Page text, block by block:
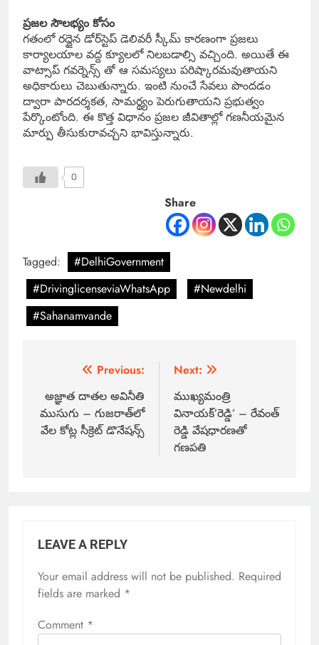
ప్రజల సౌలభ్యం కోసం
గతంలో రద్దైన డోర్‌స్టెప్ డెలివరీ స్కీమ్ కారణంగా ప్రజలు
కార్యాలయాల వద్ద క్యూలలో నిలబడాల్సి వచ్చింది. అయితే ఈ
వాట్సాప్ గవర్నెన్స్ తో ఆ సమస్యలు పరిష్కారమవుతాయని
అధికారులు చెబుతున్నారు. ఇంటి నుంచే సేవలు పొందడం
ద్వారా పారదర్శకత, సామర్థ్యం పెరుగుతాయని ప్రభుత్వం
పేర్కొంటోంది. ఈ కొత్త విధానం ప్రజల జీవితాల్లో గణనీయమైన
మార్పు తీసుకురావచ్చని భావిస్తున్నారు.
0
Share
Tagged:
#DelhiGovernment
#DrivinglicenseviaWhatsApp
#Newdelhi
#Sahanamvande
Previous:
అజ్ఞాత దాతల అవినీతి
ముసుగు – గుజరాత్‌లో
వేల కోట్ల సీక్రెట్ డొనేషన్స్
Next:
ముఖ్యమంత్రి
వినాయక్’రెడ్డి’ – రేవంత్
రెడ్డి వేషధారణతో
గణపతి
LEAVE A REPLY
Your email address will not be published. Required
fields are marked *
Comment *